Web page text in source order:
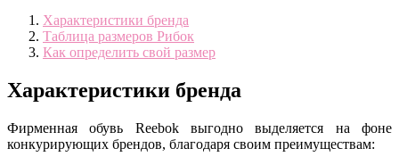
Характеристики бренда
Таблица размеров Рибок
Как определить свой размер
Характеристики бренда
Фирменная обувь Reebok выгодно выделяется на фоне
конкурирующих брендов, благодаря своим преимуществам: